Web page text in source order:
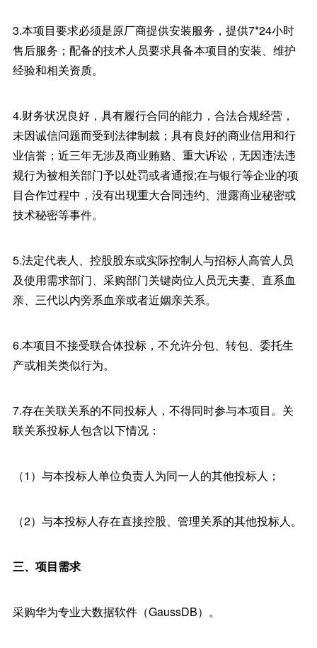
3.本项目要求必须是原厂商提供安装服务，提供7*24小时
售后服务；配备的技术人员要求具备本项目的安装、维护
经验和相关资质。
4.财务状况良好，具有履行合同的能力，合法合规经营，
未因诚信问题而受到法律制裁；具有良好的商业信用和行
业信誉；近三年无涉及商业贿赂、重大诉讼，无因违法违
规行为被相关部门予以处罚或者通报;在与银行等企业的项
目合作过程中，没有出现重大合同违约、泄露商业秘密或
技术秘密等事件。
5.法定代表人、控股股东或实际控制人与招标人高管人员
及使用需求部门、采购部门关键岗位人员无夫妻、直系血
亲、三代以内旁系血亲或者近姻亲关系。
6.本项目不接受联合体投标，不允许分包、转包、委托生
产或相关类似行为。
7.存在关联关系的不同投标人，不得同时参与本项目。关
联关系投标人包含以下情况：
（1）与本投标人单位负责人为同一人的其他投标人；
（2）与本投标人存在直接控股、管理关系的其他投标人。
三、项目需求
采购华为专业大数据软件（GaussDB）。